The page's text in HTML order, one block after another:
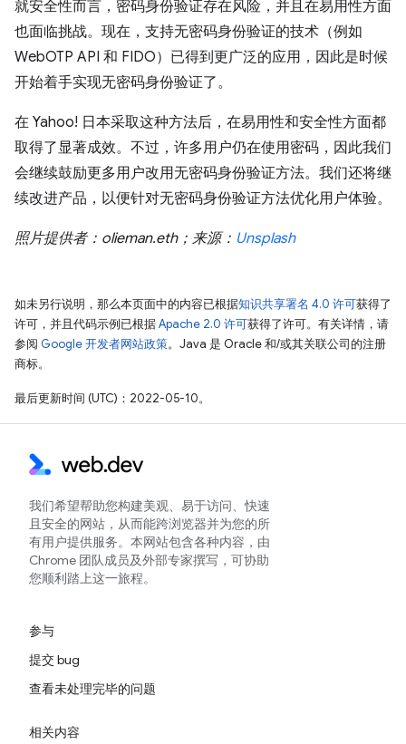
就安全性而言，密码身份验证存在风险，并且在易用性方面
也面临挑战。现在，支持无密码身份验证的技术（例如
WebOTP API 和 FIDO）已得到更广泛的应用，因此是时候
开始着手实现无密码身份验证了。
在 Yahoo! 日本采取这种方法后，在易用性和安全性方面都
取得了显著成效。不过，许多用户仍在使用密码，因此我们
会继续鼓励更多用户改用无密码身份验证方法。我们还将继
续改进产品，以便针对无密码身份验证方法优化用户体验。
照片提供者：olieman.eth；来源： Unsplash
如未另行说明，那么本页面中的内容已根据知识共享署名 4.0 许可获得了
许可，并且代码示例已根据Apache 2.0 许可获得了许可。有关详情，请
参阅 Google 开发者网站政策。Java 是 Oracle 和/或其关联公司的注册
商标。
最后更新时间 (UTC)：2022-05-10。
我们希望帮助您构建美观、易于访问、快速
且安全的网站，从而能跨浏览器并为您的所
有用户提供服务。本网站包含各种内容，由
Chrome 团队成员及外部专家撰写，可协助
您顺利踏上这一旅程。
参与
提交 bug
查看未处理完毕的问题
相关内容